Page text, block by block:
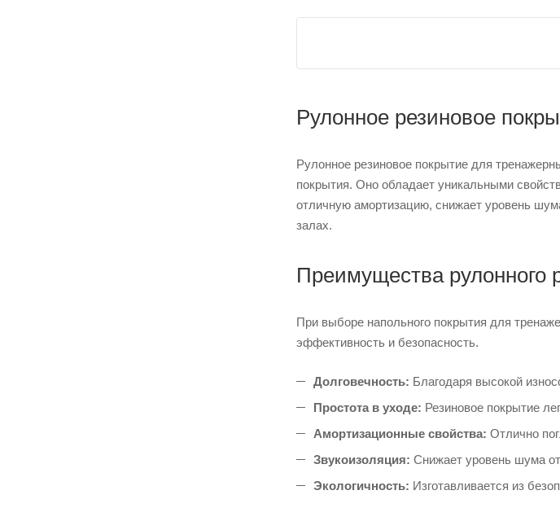
Рулонное резиновое
Рулонное резиновое покрытие для
покрытия. Оно обладает уникальными
отличную амортизацию, снижает уровень
залах.
Преимущества рулонного
При выборе напольного покрытия для
эффективность и безопасность.
Долговечность: Благодаря высокой
Простота в уходе: Резиновое покрытие
Амортизационные свойства: Отлично
Звукоизоляция: Снижает уровень шума
Экологичность: Изготавливается из